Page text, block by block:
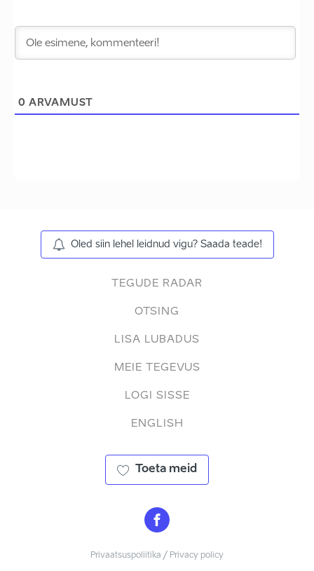
0 ARVAMUST
Oled siin lehel leidnud vigu? Saada teade!
TEGUDE RADAR
OTSING
LISA LUBADUS
MEIE TEGEVUS
LOGI SISSE
ENGLISH
Toeta meid
Privaatsuspoliitika / Privacy policy